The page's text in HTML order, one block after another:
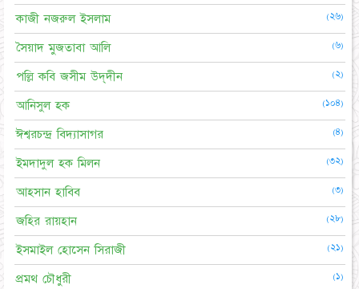
কাজী নজরুল ইসলাম (২৬)
সৈয়াদ মুজতাবা আলি (৬)
পল্লি কবি জসীম উদ্‌দীন (২)
আনিসুল হক (১০৪)
ঈশ্বরচন্দ্র বিদ্যাসাগর (৪)
ইমদাদুল হক মিলন (৩২)
আহসান হাবিব (৩)
জহির রায়হান (২৮)
ইসমাইল হোসেন সিরাজী (২১)
প্রমথ চৌধুরী (১)